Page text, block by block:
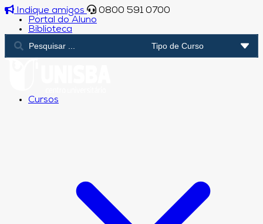
Indique amigos
0800 591 0700
Portal do Aluno
Biblioteca
Cursos